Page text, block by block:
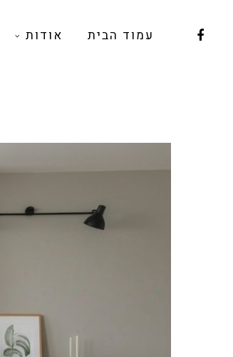
עמוד הבית אודות